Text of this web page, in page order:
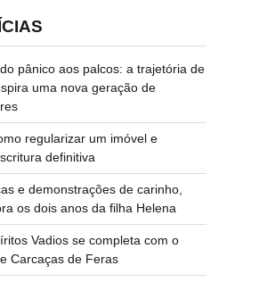
pânico aos palcos: a trajetória de
uma nova geração de
regularizar um imóvel e
definitiva
e demonstrações de carinho,
os dois anos da filha Helena
Vadios se completa com o
Carcaças de Feras